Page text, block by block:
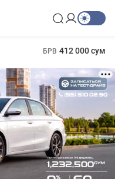
БРВ 412 000 сум